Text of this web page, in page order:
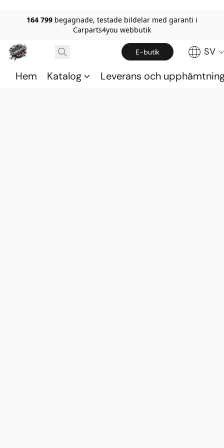
164 799 begagnade, testade bildelar med garanti i
Carparts4you webbutik
E-butik SV
Hem Katalog Leverans och